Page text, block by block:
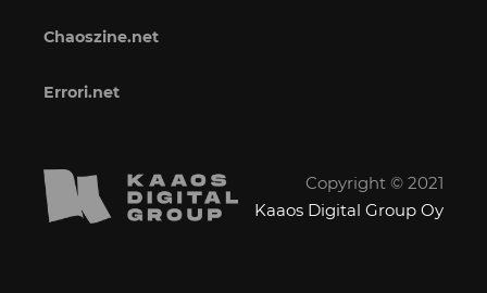
Chaoszine.net
Errori.net
Copyright © 2021
Kaaos Digital Group Oy